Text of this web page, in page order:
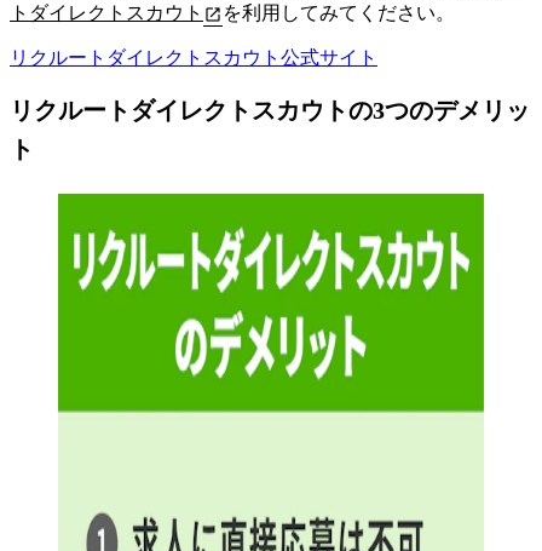
トダイレクトスカウト
を利用してみてください。
リクルートダイレクトスカウト公式サイト
リクルートダイレクトスカウトの3つのデメリッ
ト